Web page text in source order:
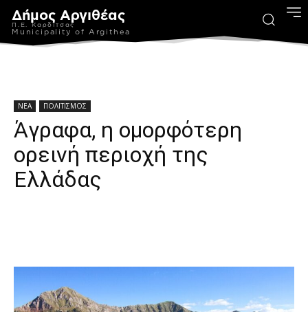
Δήμος Αργιθέας
Π.Ε. Καρδίτσας
Municipality of Argithea
ΝΕΑ ΠΟΛΙΤΙΣΜΟΣ
Άγραφα, η ομορφότερη
ορεινή περιοχή της
Ελλάδας